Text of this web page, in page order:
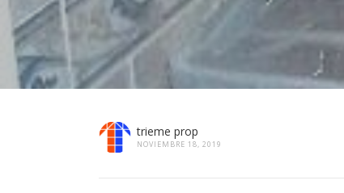
trieme prop
NOVIEMBRE 18, 2019